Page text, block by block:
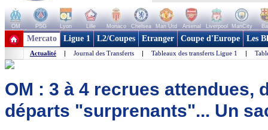
OM PSG Lyon Lille Monaco Chelsea Man Utd Arsenal Liverpool ManCity
+ de clubs
Mercato Ligue 1 L2/Coupes Etranger Coupe d'Europe Les
Actualité | Journal des Transferts | Tableaux des transferts Ligue 1 |
OM : 3 à 4 recrues attendues,
départs "surprenants"... Un